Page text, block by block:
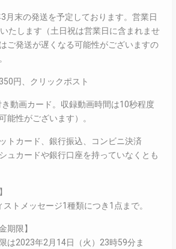
3月末の発送を予定しております。営業日
たします（土日祝は営業日に含まれませ
ご発送が遅くなる可能性がございますの
円、クリックポスト
き動画カード。収録動画時間は10秒程度
能性がございます）。
トカード、銀行振込、コンビニ決済
ュカードや銀行口座を持っていなくとも
トメッセージ1種類につき1点まで。
期限】
は2023年2月14日（火）23時59分ま